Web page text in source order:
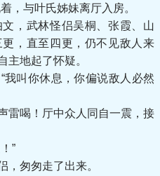
，与叶氏姊妹离厅入房。
，武林怪侣吴桐、张霞、山
，直至四更，仍不见敌人来
主地起了怀疑。
叫你休息，你偏说敌人必然
喝！厅中众人同自一震，接
”
匆匆走了出来。